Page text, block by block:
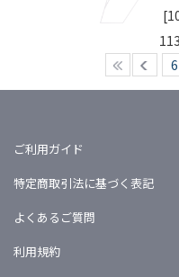
113
6
ご利用ガイド
特定商取引法に基づく表記
よくあるご質問
利用規約